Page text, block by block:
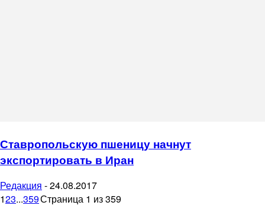
Ставропольскую пшеницу начнут
экспортировать в Иран
Редакция -24.08.2017
123...359Страница 1 из 359